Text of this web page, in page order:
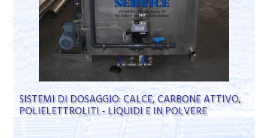
SISTEMI DI DOSAGGIO: CALCE, CARBONE ATTIVO,
POLIELETTROLITI - LIQUIDI E IN POLVERE